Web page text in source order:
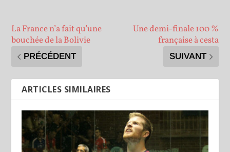
La France n’a fait qu’une
bouchée de la Bolivie
PRÉCÉDENT
Une demi-finale 100 %
française à cesta
SUIVANT
ARTICLES SIMILAIRES